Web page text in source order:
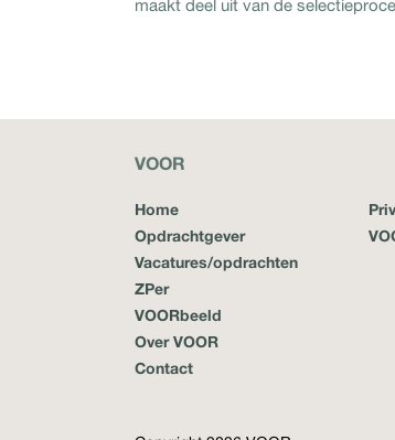
maakt deel uit van de
VOOR
Home
Opdrachtgever
Vacatures/opdrachten
ZPer
VOORbeeld
Over VOOR
Contact